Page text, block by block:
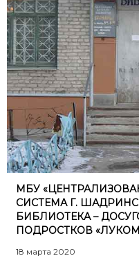
МБУ
СИСТЕМА Г.
БИБЛИОТЕКА –
ПОДРОСТКОВ
18 марта 2020